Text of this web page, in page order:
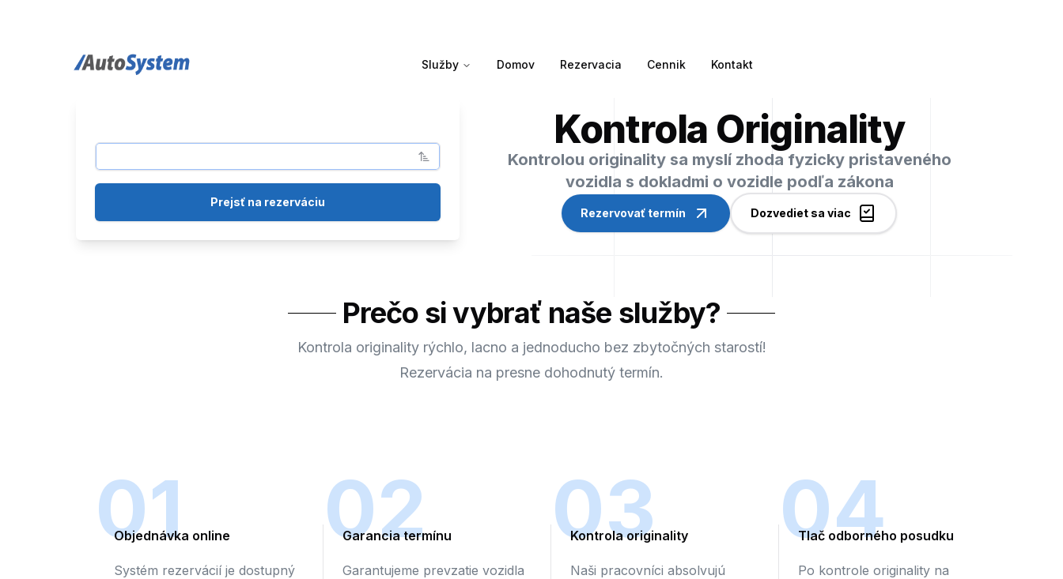
auto-system logo Služby Domov Rezervacia Cennik Kontakt
Prejsť na rezerváciu
Kontrola Originality
Kontrolou originality sa myslí zhoda fyzicky pristaveného
vozidla s dokladmi o vozidle podľa zákona
Rezervovať termín Dozvediet sa viac
Prečo si vybrať naše služby?
Kontrola originality rýchlo, lacno a jednoducho bez zbytočných starostí!
Rezervácia na presne dohodnutý termín.
01
Objednávka online
Systém rezervácií je dostupný
02
Garancia termínu
Garantujeme prevzatie vozidla
03
Kontrola originality
Naši pracovníci absolvujú
04
Tlač odborného posudku
Po kontrole originality na